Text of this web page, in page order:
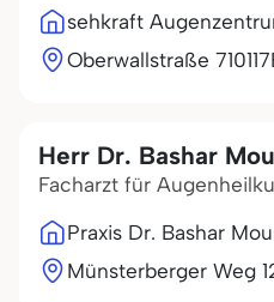
sehkraft
Oberwallstraße 710117
Herr Dr. Bashar
Facharzt für
Praxis Dr. Bashar
Münsterberger Weg